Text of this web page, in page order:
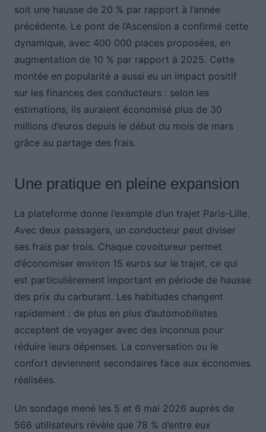
soit une hausse de 20 % par rapport à l’année
précédente. Le pont de l’Ascension a confirmé cette
dynamique, avec 400 000 places proposées, en
augmentation de 10 % par rapport à 2025. Cette
montée en popularité a aussi eu un impact positif
sur les finances des conducteurs : selon les
estimations, ils auraient économisé plus de 30
millions d’euros depuis le début du mois de mars
grâce au partage des frais.
Une pratique en pleine expansion
La plateforme donne l’exemple d’un trajet Paris-Lille.
Avec deux passagers, un conducteur peut diviser
ses frais par trois. Chaque covoitureur permet
d’économiser environ 15 euros sur le trajet, ce qui
est particulièrement important en période de hausse
des prix du carburant. Les habitudes changent
rapidement : de plus en plus d’automobilistes
acceptent de voyager avec des inconnus pour
réduire leurs dépenses. La conversation ou le
confort deviennent secondaires face aux économies
réalisées.
Un sondage mené les 5 et 6 mai 2026 auprès de
566 utilisateurs révèle que 78 % d’entre eux